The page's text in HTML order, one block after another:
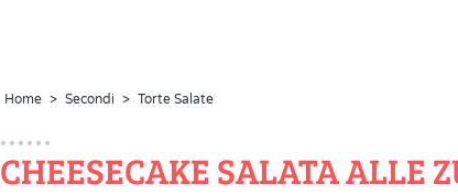
Home > Secondi > Torte Salate
CHEESECAKE SALATA ALLE